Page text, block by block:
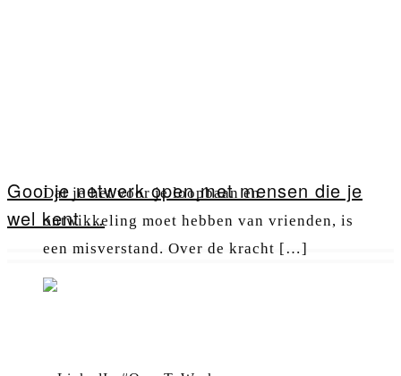
Dat je het voor je loopbaan en
ontwikkeling moet hebben van vrienden, is
een misverstand. Over de kracht […]
Gooi je netwerk open met mensen die je
wel kent ...